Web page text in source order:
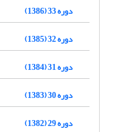
دوره 33 (1386)
دوره 32 (1385)
دوره 31 (1384)
دوره 30 (1383)
دوره 29 (1382)